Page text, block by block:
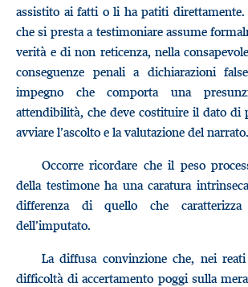
assistito ai fatti o li ha patiti direttamente.
che si presta a testimoniare assume
verità e di non reticenza, nella
conseguenze penali a dichiarazioni
impegno che comporta una
attendibilità, che deve costituire il dato di
avviare l’ascolto e la valutazione del narrato.
Occorre ricordare che il peso
della testimone ha una caratura
differenza di quello che
dell’imputato.
La diffusa convinzione che, nei
difficoltà di accertamento poggi sulla